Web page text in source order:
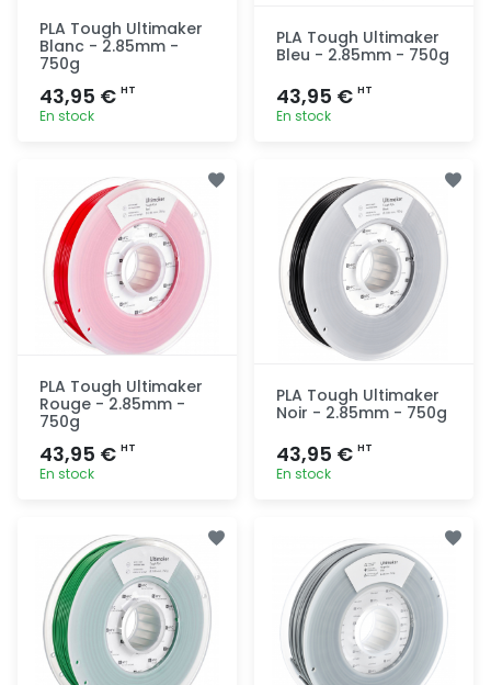
PLA Tough Ultimaker
Blanc - 2.85mm -
750g
43,95 € HT
En stock
rapide
PLA Tough Ultimaker
Bleu - 2.85mm - 750g
43,95 € HT
En stock
rapide
PLA Tough Ultimaker
Rouge - 2.85mm -
750g
43,95 € HT
En stock
rapide
PLA Tough Ultimaker
Noir - 2.85mm - 750g
43,95 € HT
En stock
rapide